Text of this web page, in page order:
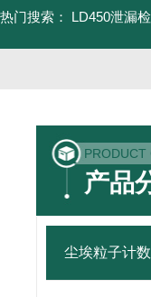
热门搜索： LD450泄漏
PRODUCT
产品
尘埃粒子计